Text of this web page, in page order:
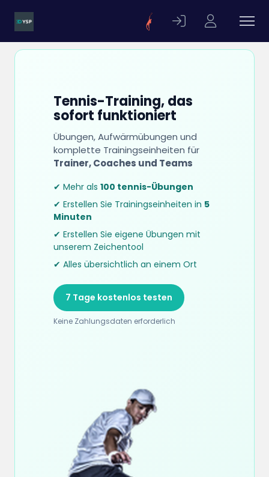
Tennis-Training, das
sofort funktioniert
Übungen, Aufwärmübungen und
komplette Trainingseinheiten für
Trainer, Coaches und Teams
✔ Mehr als 100 tennis-Übungen
✔ Erstellen Sie Trainingseinheiten in 5
Minuten
✔ Erstellen Sie eigene Übungen mit
unserem Zeichentool
✔ Alles übersichtlich an einem Ort
7 Tage kostenlos testen
Keine Zahlungsdaten erforderlich